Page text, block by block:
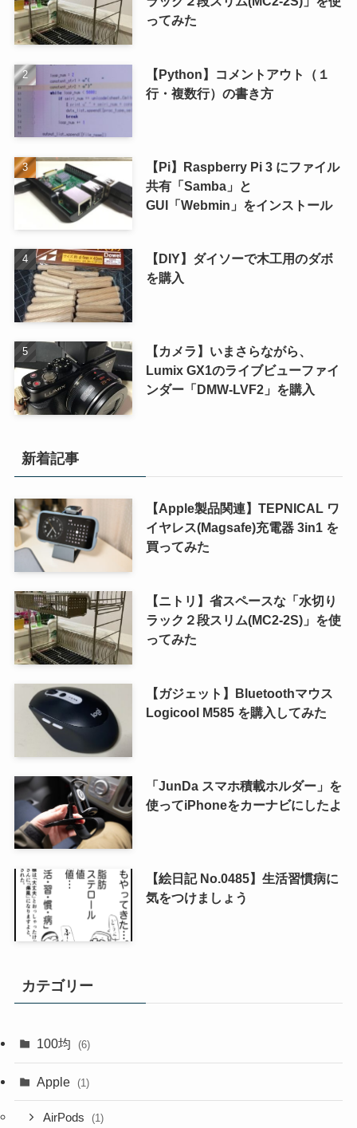
ってみた
【Python】コメントアウト（１
行・複数行）の書き方
【Pi】Raspberry Pi 3 にファイル
共有「Samba」と
GUI「Webmin」をインストール
【DIY】ダイソーで木工用のダボ
を購入
【カメラ】いまさらながら、
Lumix GX1のライブビューファイ
ンダー「DMW-LVF2」を購入
新着記事
【Apple製品関連】TEPNICAL ワ
イヤレス(Magsafe)充電器 3in1 を
買ってみた
【ニトリ】省スペースな「水切り
ラック２段スリム(MC2-2S)」を使
ってみた
【ガジェット】Bluetoothマウス
Logicool M585 を購入してみた
「JunDa スマホ積載ホルダー」を
使ってiPhoneをカーナビにしたよ
【絵日記 No.0485】生活習慣病に
気をつけましょう
カテゴリー
100均 (6)
Apple (1)
AirPods (1)